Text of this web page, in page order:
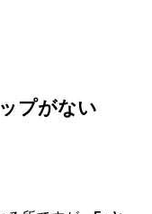
プがない